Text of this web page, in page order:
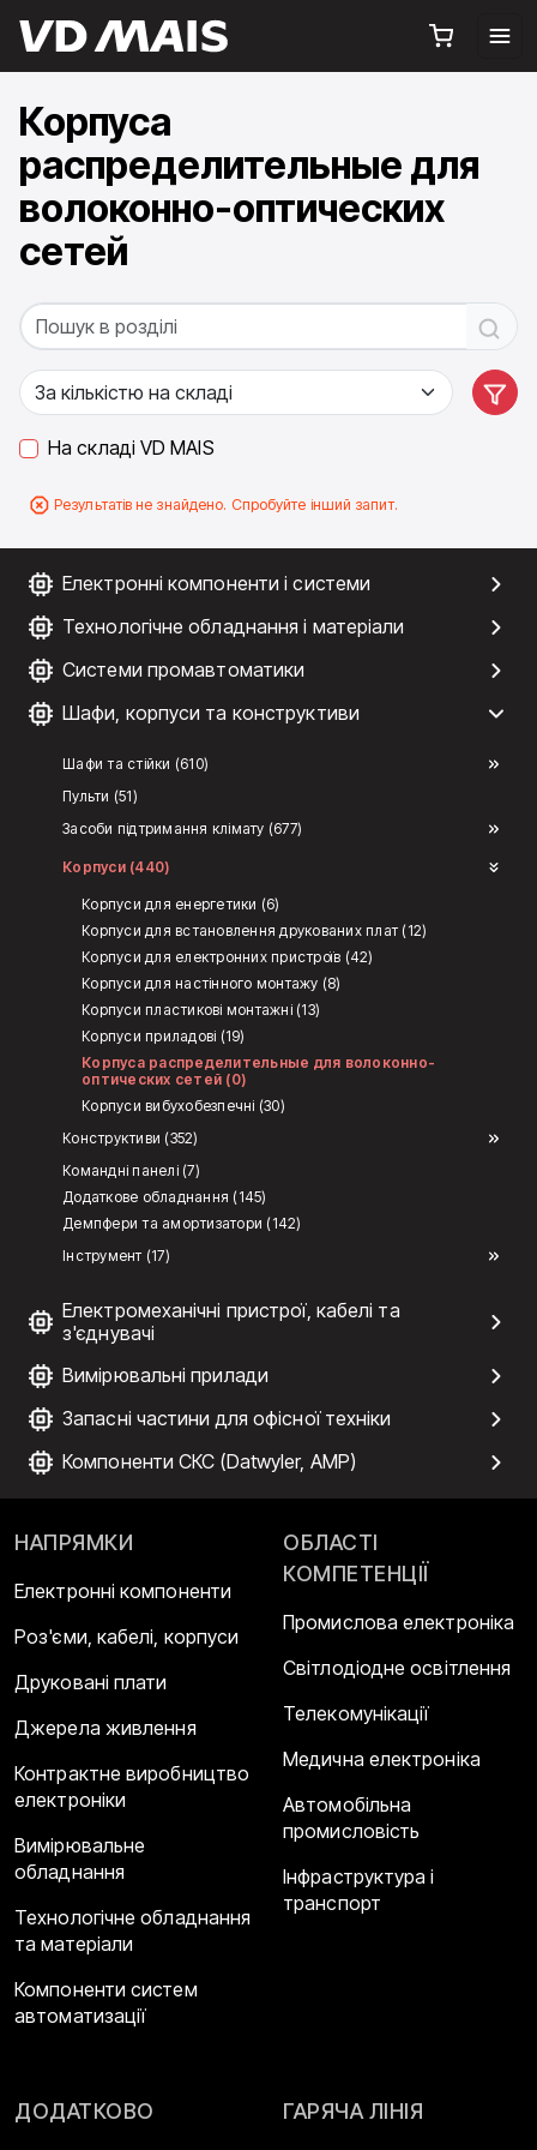
Електронні компоненти і системи
Технологічне обладнання і матеріали
Системи промавтоматики
Шафи, корпуси та конструктиви
Шафи та стійки (610)
Пульти (51)
Засоби підтримання клімату (677)
Корпуси (440)
Корпуси для енергетики (6)
Корпуси для встановлення друкованих плат (12)
Корпуси для електронних пристроїв (42)
Корпуси для настінного монтажу (8)
Корпуси пластикові монтажні (13)
Корпуси приладові (19)
Корпуса распределительные для волоконно-
оптических сетей (0)
Корпуси вибухобезпечні (30)
Конструктиви (352)
Командні панелі (7)
Додаткове обладнання (145)
Демпфери та амортизатори (142)
Інструмент (17)
Електромеханічні пристрої, кабелі та
з'єднувачі
Вимірювальні прилади
Запасні частини для офісної техніки
Компоненти СКС (Datwyler, AMP)
Корпуса
распределительные для
волоконно-оптических
сетей
На складі VD MAIS
Результатів не знайдено. Спробуйте інший запит.
НАПРЯМКИ
Електронні компоненти
Роз'єми, кабелі, корпуси
Друковані плати
Джерела живлення
Контрактне виробництво
електроніки
Вимірювальне
обладнання
Технологічне обладнання
та матеріали
Компоненти систем
автоматизації
ОБЛАСТІ
КОМПЕТЕНЦІЇ
Промислова електроніка
Світлодіодне освітлення
Телекомунікації
Медична електроніка
Автомобільна
промисловість
Інфраструктура і
транспорт
ДОДАТКОВО ГАРЯЧА ЛІНІЯ